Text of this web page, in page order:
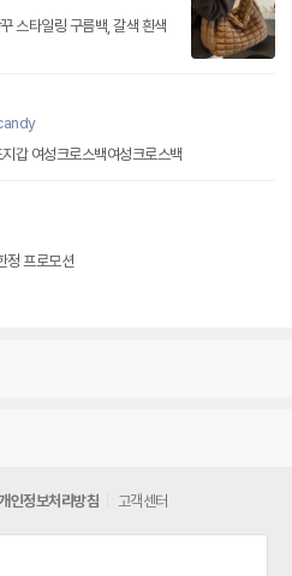
타일링 구름백, 갈색 흰색
드 제작 파우치 카드지갑 여성크로스백여성크로스백
정 프로모션
인정보처리방침 고객센터